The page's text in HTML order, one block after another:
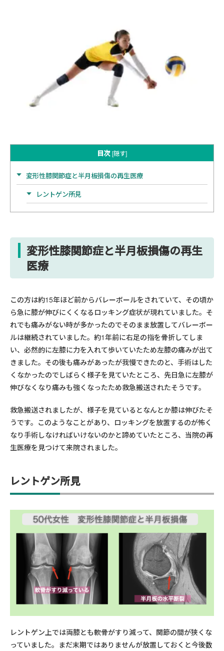
目次 [隠す]
変形性膝関節症と半月板損傷の再生医療
レントゲン所見
変形性膝関節症と半月板損傷の再生
医療
この方は約15年ほど前からバレーボールをされていて、その頃か
ら急に膝が伸びにくくなるロッキング症状が現れていました。そ
れでも痛みがない時が多かったのでそのまま放置してバレーボー
ルは継続されていました。約1年前に右足の指を骨折してしま
い、必然的に左膝に力を入れて歩いていたため左膝の痛みが出て
きました。その後も痛みがあったが我慢できたのと、手術はした
くなかったのでしばらく様子を見ていたところ、先日急に左膝が
伸びなくなり痛みも強くなったため救急搬送されたそうです。
救急搬送されましたが、様子を見ているとなんとか膝は伸びたそ
うです。このようなことがあり、ロッキングを放置するのが怖く
なり手術しなければいけないのかと諦めていたところ、当院の再
生医療を見つけて来院されました。
レントゲン所見
レントゲン上では両膝とも軟骨がすり減って、関節の間が狭くな
っていました。まだ末期ではありませんが放置しておくと今後数